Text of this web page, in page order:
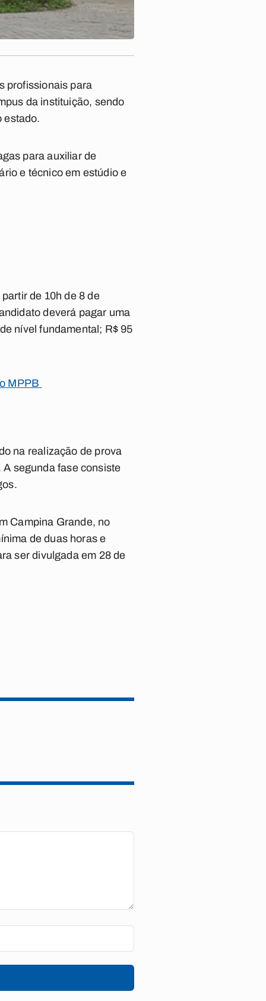
profissionais para
da instituição, sendo
estado.
para auxiliar de
e técnico em estúdio e
de 10h de 8 de
deverá pagar uma
nível fundamental; R$ 95
MPPB
na realização de prova
segunda fase consiste
Campina Grande, no
de duas horas e
ser divulgada em 28 de